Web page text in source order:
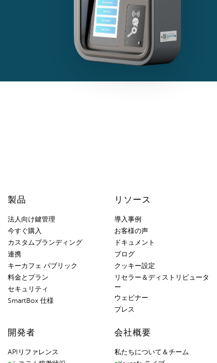
製品
法人向け鍵管理
今すぐ購入
カスタムブランディング
連携
キーカフェ パブリック
料金とプラン
セキュリティ
SmartBox 仕様
リソース
導入事例
お客様の声
ドキュメント
ブログ
クッキー設定
リセラー＆ディストリビュータ
ー
ウェビナー
プレス
開発者
APIリファレンス
会社概要
私たちについて＆チーム